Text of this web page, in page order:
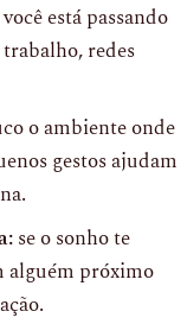
está passando
redes
o ambiente onde
gestos ajudam
se o sonho te
alguém próximo